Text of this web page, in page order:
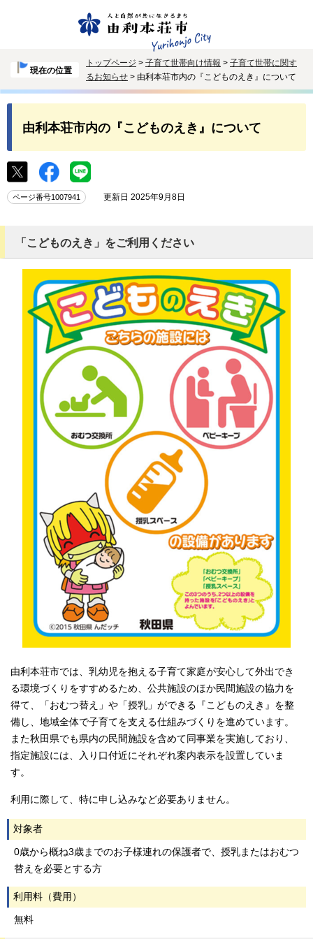
現在の位置
トップページ > 子育て世帯向け情報 > 子育て世帯に関す
るお知らせ > 由利本荘市内の『こどものえき』について
由利本荘市内の『こどものえき』について
ページ番号1007941 更新日 2025年9月8日
「こどものえき」をご利用ください
由利本荘市では、乳幼児を抱える子育て家庭が安心して外出でき
る環境づくりをすすめるため、公共施設のほか民間施設の協力を
得て、「おむつ替え」や「授乳」ができる『こどものえき』を整
備し、地域全体で子育てを支える仕組みづくりを進めています。
また秋田県でも県内の民間施設を含めて同事業を実施しており、
指定施設には、入り口付近にそれぞれ案内表示を設置していま
す。
利用に際して、特に申し込みなど必要ありません。
対象者
0歳から概ね3歳までのお子様連れの保護者で、授乳またはおむつ
替えを必要とする方
利用料（費用）
無料